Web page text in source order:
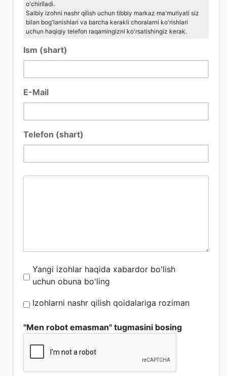
o'chiriladi.
Salbiy izohni nashr qilish uchun tibbiy markaz ma'muriyati siz
bilan bog'lanishlari va barcha kerakli choralarni ko'rishlari
uchun haqiqiy telefon raqamingizni ko'rsatishingiz kerak.
Ism (shart)
E-Mail
Telefon (shart)
Yangi izohlar haqida xabardor bo'lish
uchun obuna bo'ling
Izohlarni nashr qilish qoidalariga roziman
"Men robot emasman" tugmasini bosing